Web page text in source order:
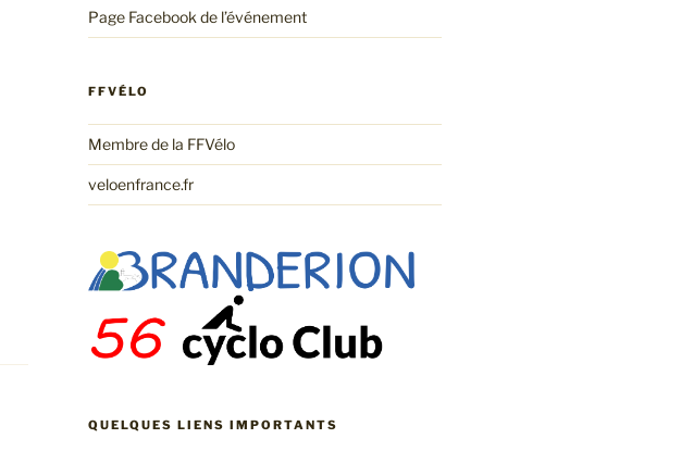
Page Facebook de l’événement
FFVÉLO
Membre de la FFVélo
veloenfrance.fr
QUELQUES LIENS IMPORTANTS